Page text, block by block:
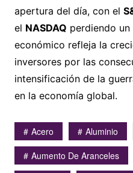
apertura del día, con el
el NASDAQ perdiendo un
económico refleja la
inversores por las
intensificación de la
en la economía global.
Acero Aluminio
Aumento De Aranceles